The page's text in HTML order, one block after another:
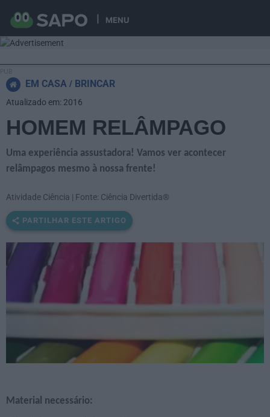
MENU
EM CASA BRINCAR
HOMEM RELÂMPAGO
Uma experiência assustadora! Vamos ver acontecer
relâmpagos mesmo à nossa frente!
Atividade Ciência | Fonte: Ciência Divertida®
PARTILHAR ESTE ARTIGO
Material necessário:
Atualizado em: 2016